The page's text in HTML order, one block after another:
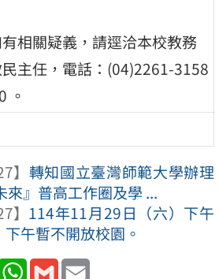
相關疑義，請逕洽本校教務
主任，電話：(04)2261-3158
。
】 轉知國立臺灣師範大學辦理
來』普高工作圈及學 ...
】 114年11月29日（六）下午
午暫不開放校園。
WhatsApp
Gmail